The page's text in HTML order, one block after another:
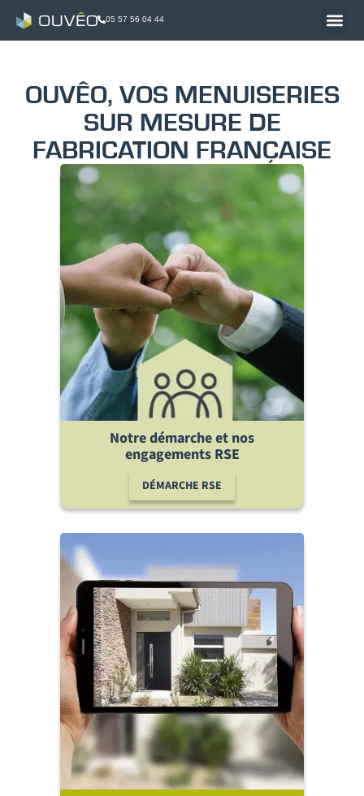
05 57 56 04 44
OUVÊO, VOS MENUISERIES
SUR MESURE DE
FABRICATION FRANÇAISE
Notre démarche et nos
engagements RSE
DÉMARCHE RSE